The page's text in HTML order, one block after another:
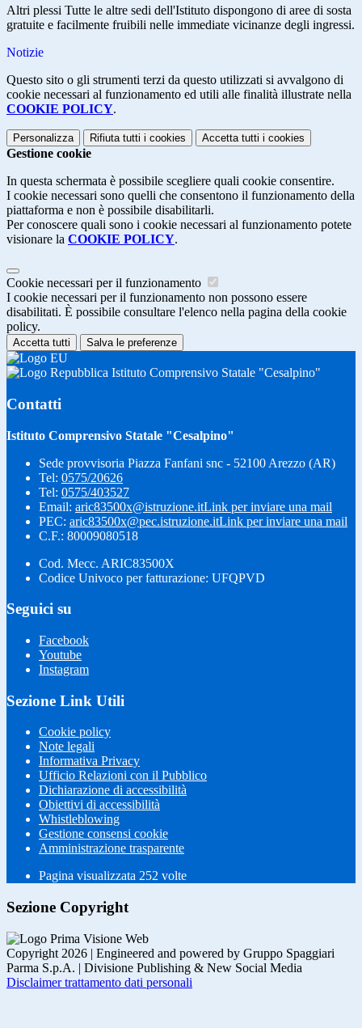
Altri plessi Tutte le altre sedi dell'Istituto dispongono di aree di sosta
gratuite e facilmente fruibili nelle immediate vicinanze degli ingressi.
Notizie
Questo sito o gli strumenti terzi da questo utilizzati si avvalgono di
cookie necessari al funzionamento ed utili alle finalità illustrate nella
COOKIE POLICY.
Personalizza Rifiuta tutti i cookies Accetta tutti i cookies
Gestione cookie
In questa schermata è possibile scegliere quali cookie consentire.
I cookie necessari sono quelli che consentono il funzionamento della
piattaforma e non è possibile disabilitarli.
Per conoscere quali sono i cookie necessari al funzionamento potete
visionare la COOKIE POLICY.
Cookie necessari per il funzionamento
I cookie necessari per il funzionamento non possono essere
disabilitati. È possibile consultare l'elenco nella pagina della cookie
policy.
Accetta tutti Salva le preferenze
Istituto Comprensivo Statale "Cesalpino"
Contatti
Istituto Comprensivo Statale "Cesalpino"
Sede provvisoria Piazza Fanfani snc - 52100 Arezzo (AR)
Tel: 0575/20626
Tel: 0575/403527
Email: aric83500x@istruzione.itLink per inviare una mail
PEC: aric83500x@pec.istruzione.itLink per inviare una mail
C.F.: 80009080518
Cod. Mecc. ARIC83500X
Codice Univoco per fatturazione: UFQPVD
Seguici su
Facebook
Youtube
Instagram
Sezione Link Utili
Cookie policy
Note legali
Informativa Privacy
Ufficio Relazioni con il Pubblico
Dichiarazione di accessibilità
Obiettivi di accessibilità
Whistleblowing
Gestione consensi cookie
Amministrazione trasparente
Pagina visualizzata 252 volte
Sezione Copyright
Copyright 2026 | Engineered and powered by Gruppo Spaggiari
Parma S.p.A. | Divisione Publishing & New Social Media
Disclaimer trattamento dati personali